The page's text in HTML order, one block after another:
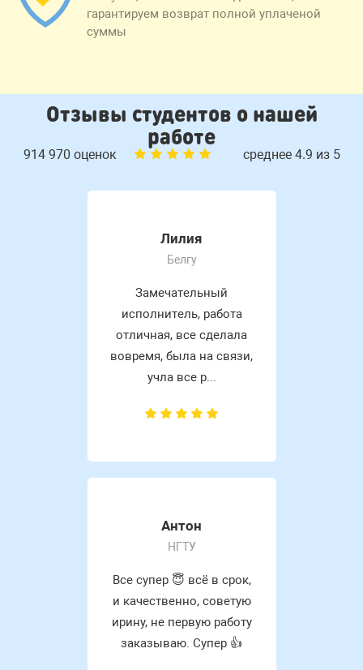
гарантируем возврат полной уплаченой
суммы
Отзывы студентов о нашей
работе
914 970 оценок среднее 4.9 из 5
Лилия
Белгу
Замечательный
исполнитель, работа
отличная, все сделала
вовремя, была на связи,
учла все р...
Антон
НГТУ
Все супер 😇 всё в срок,
и качественно, советую
ирину, не первую работу
заказываю. Супер 👍